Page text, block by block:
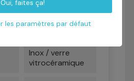
Marque ADVENTYS
Inox / verre
vitrocéramique
Oui, faites ça!
les paramètres par défaut